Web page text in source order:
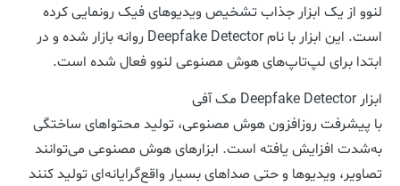
لنوو از یک ابزار جذاب تشخیص ویدیوهای فیک رونمایی کرده
است. این ابزار با نام Deepfake Detector روانه بازار شده و در
ابتدا برای لپ‌تاپ‌های هوش مصنوعی لنوو فعال شده است.
ابزار Deepfake Detector مک آفی
با پیشرفت روزافزون هوش مصنوعی، تولید محتواهای ساختگی
به‌شدت افزایش یافته است. ابزارهای هوش مصنوعی می‌توانند
تصاویر، ویدیوها و حتی صداهای بسیار واقع‌گرایانه‌ای تولید کنند